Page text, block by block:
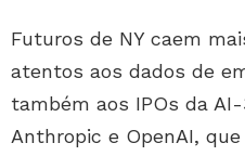
Futuros de NY caem
atentos aos dados de
também aos IPOs da
Anthropic e OpenAI,